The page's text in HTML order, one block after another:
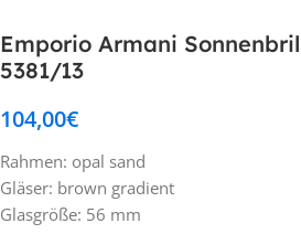
Emporio Armani
5381/13
104,00€
Rahmen: opal sand
Gläser: brown gradient
Glasgröße: 56 mm